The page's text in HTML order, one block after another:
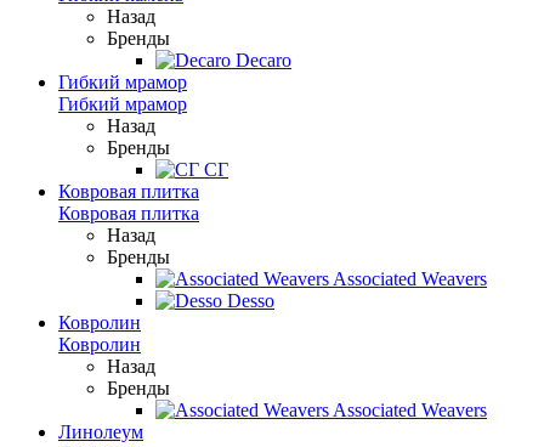
Назад
Бренды
Decaro
Гибкий мрамор
Гибкий мрамор
Назад
Бренды
СГ
Ковровая плитка
Ковровая плитка
Назад
Бренды
Associated Weavers
Desso
Ковролин
Ковролин
Назад
Бренды
Associated Weavers
Линолеум